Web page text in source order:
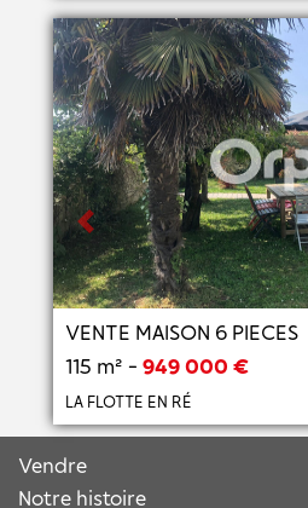
VENTE MAISON 6 PIECES
115 m² - 949 000 €
LA FLOTTE EN RÉ
Previous
Vendre
Notre histoire